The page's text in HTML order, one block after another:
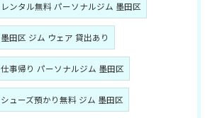
レンタル無料 パーソナルジム 墨田区
墨田区 ジム ウェア 貸出あり
仕事帰り パーソナルジム 墨田区
シューズ預かり無料 ジム 墨田区